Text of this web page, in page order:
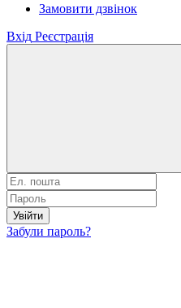
Замовити дзвінок
Вхід Реєстрація
Увійти
Забули пароль?